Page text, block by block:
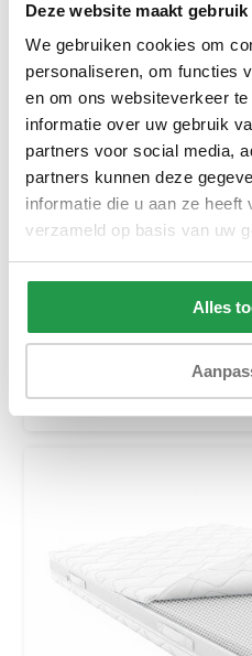
Deze website maakt
We gebruiken cookies om
personaliseren, om functies
en om ons websiteverkeer
informatie over uw gebruik
partners voor social media,
partners kunnen deze
informatie die u aan ze
verzameld op basis van uw
Alles
Pocketveermatras Tencel
Bekijken